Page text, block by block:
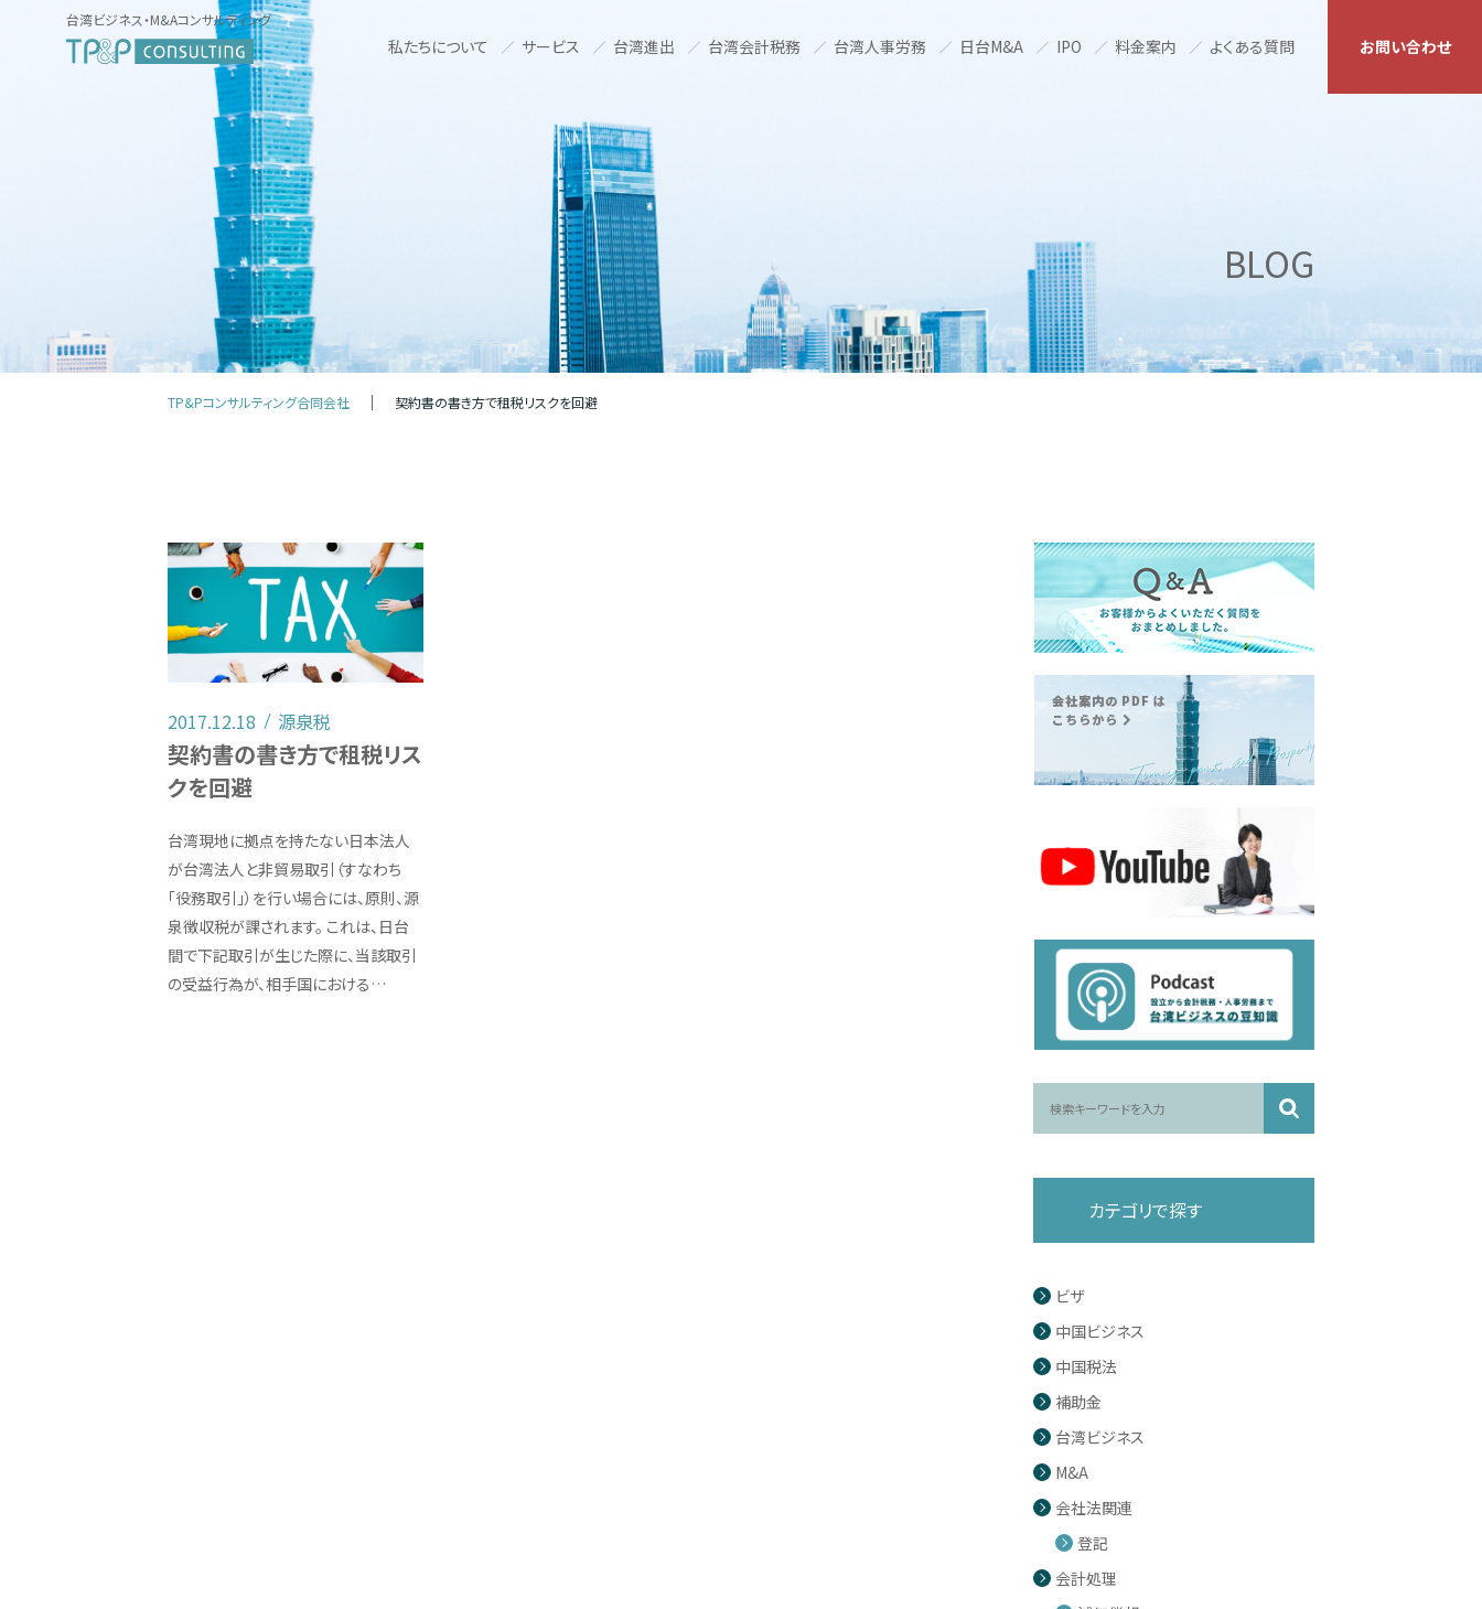
台湾ビジネス・M&Aコンサルティング
私たちについて サービス 台湾進出 台湾会計税務 台湾人事労務 日台M&A IPO 料金案内 よくある質問 お問い合わせ
BLOG
TP&Pコンサルティング合同会社 契約書の書き方で租税リスクを回避
2017.12.18 源泉税
契約書の書き方で租税リス
クを回避
台湾現地に拠点を持たない日本法人
が台湾法人と非貿易取引（すなわち
「役務取引」）を行い場合には、原則、源
泉徴収税が課されます。 これは、日台
間で下記取引が生じた際に、当該取引
の受益行為が、相手国における…
カテゴリで探す
ビザ
中国ビジネス
中国税法
補助金
台湾ビジネス
M&A
会社法関連
登記
会計処理